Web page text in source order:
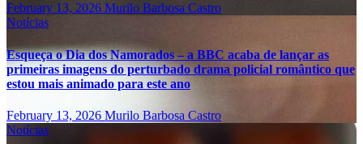
February 13, 2026 Murilo Barbosa Castro
Notícias
Esqueça o Dia dos Namorados – a BBC acaba de lançar as
primeiras imagens do perturbado drama policial romântico que
estou mais animado para este ano
February 13, 2026 Murilo Barbosa Castro
Notícias